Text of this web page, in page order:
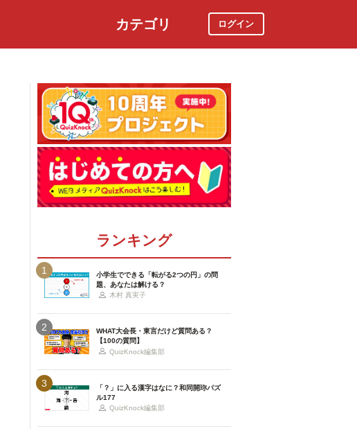
カテゴリ ログイン
ランキング
1
小学生でできる「転がる2つの円」の問
題、あなたは解ける？
木村 真実子
2
WHAT大会長・東言だけど質問ある？
【100の質問】
QuizKnock編集部
3
「？」に入る漢字はなに？和同開珎パズ
ル177
QuizKnock編集部